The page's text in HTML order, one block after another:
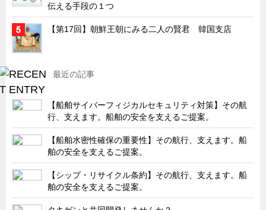
支店所在地（歴史探訪）
ニッポン再発見
あれこれWATCH
こんなとき、どう言うの?
４コマ漫画 のんきなのんちゃん
CATEGORY タキゲンinfo.
お知らせ
展示会情報／出展告知
展示会情報／報告レポート
工場見学
海外出張
伝える手段の１つ
【第17回】朝鮮王朝にみる二人の賢君 韓国支店
最近の記事
【船舶サイバーフィジカルセキュリティ対策】その航
行、支えます。船舶の安全を支えるご提案。
【船舶水密性確保の重要性】その航行、支えます。船
舶の安全を支えるご提案。
【シップ・リサイクル条約】その航行、支えます。船
舶の安全を支えるご提案。